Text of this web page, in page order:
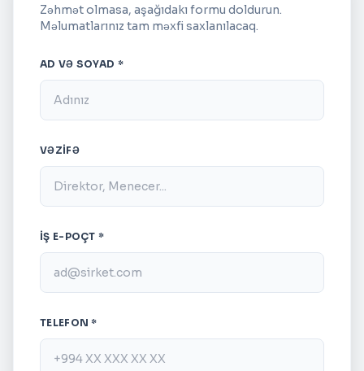
Zəhmət olmasa, aşağıdakı formu doldurun.
Məlumatlarınız tam məxfi saxlanılacaq.
AD VƏ SOYAD *
VƏZIFƏ
İŞ E-POÇT *
TELEFON *